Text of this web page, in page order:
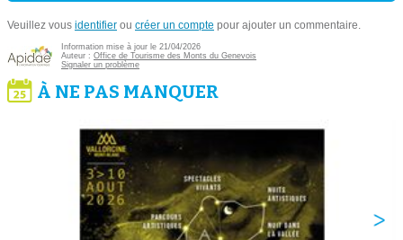
Veuillez vous identifier ou créer un compte pour ajouter un commentaire.
Information mise à jour le 21/04/2026
Auteur : Office de Tourisme des Monts du Genevois
Signaler un problème
À NE PAS MANQUER